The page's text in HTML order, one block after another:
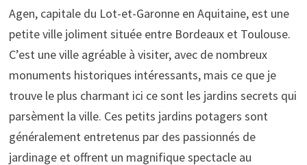
Agen, capitale du Lot-et-Garonne en Aquitaine, est une
petite ville joliment située entre Bordeaux et Toulouse.
C’est une ville agréable à visiter, avec de nombreux
monuments historiques intéressants, mais ce que je
trouve le plus charmant ici ce sont les jardins secrets qui
parsèment la ville. Ces petits jardins potagers sont
généralement entretenus par des passionnés de
jardinage et offrent un magnifique spectacle au